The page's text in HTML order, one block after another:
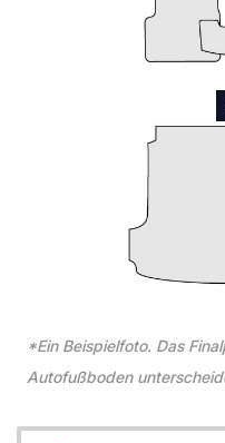
*Ein Beispielfoto. Das
Autofußboden